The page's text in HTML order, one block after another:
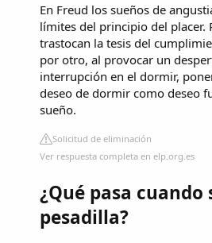
En Freud los sueños de
límites del principio del placer.
trastocan la tesis del
por otro, al provocar un
interrupción en el dormir,
deseo de dormir como deseo
sueño.
Solicitud de eliminación
Ver respuesta completa en elp.org.es
¿Qué pasa cuando
pesadilla?